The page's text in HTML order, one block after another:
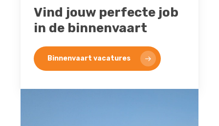
Vind jouw perfecte job
in de binnenvaart
Binnenvaart vacatures